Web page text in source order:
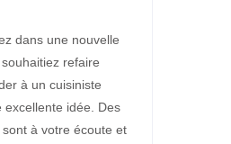
dans une nouvelle
refaire
à un cuisiniste
excellente idée. Des
à votre écoute et